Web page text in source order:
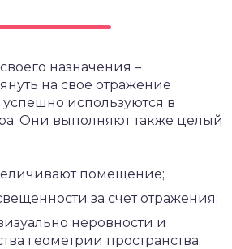
назначения –
на свое отражение
успешно используются в
Они выполняют также целый
помещение;
за счет отражения;
неровности и
геометрии пространства;